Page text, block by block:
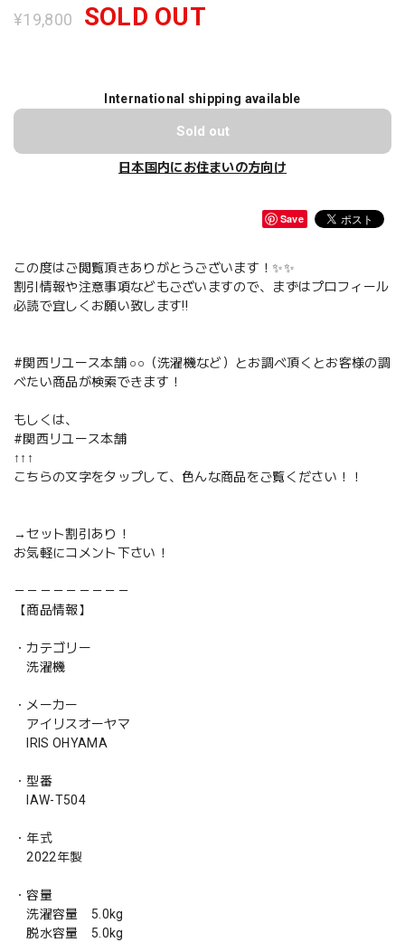
¥19,800 SOLD OUT
International shipping available
Sold out
日本国内にお住まいの方向け
Save
この度はご閲覧頂きありがとうございます！✨✨
割引情報や注意事項などもございますので、まずはプロフィール
必読で宜しくお願い致します‼️
#関西リユース本舗 ○○（洗濯機など）とお調べ頂くとお客様の調
べたい商品が検索できます！
もしくは、
#関西リユース本舗
↑↑↑
こちらの文字をタップして、色んな商品をご覧ください！！
→セット割引あり！
お気軽にコメント下さい！
－－－－－－－－－
【商品情報】
・カテゴリー
洗濯機
・メーカー
アイリスオーヤマ
IRIS OHYAMA
・型番
IAW-T504
・年式
2022年製
・容量
洗濯容量 5.0kg
脱水容量 5.0kg